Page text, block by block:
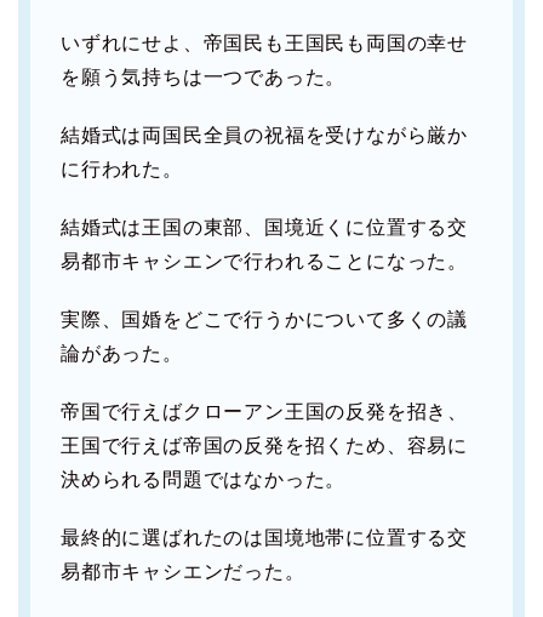
いずれにせよ、帝国民も王国民も両国の幸せ
を願う気持ちは一つであった。
結婚式は両国民全員の祝福を受けながら厳か
に行われた。
結婚式は王国の東部、国境近くに位置する交
易都市キャシエンで行われることになった。
実際、国婚をどこで行うかについて多くの議
論があった。
帝国で行えばクローアン王国の反発を招き、
王国で行えば帝国の反発を招くため、容易に
決められる問題ではなかった。
最終的に選ばれたのは国境地帯に位置する交
易都市キャシエンだった。